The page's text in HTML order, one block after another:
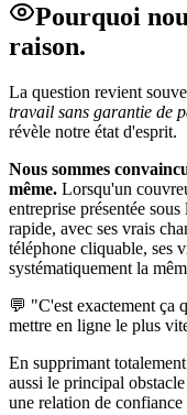
Pourquoi
raison.
La question revient
travail sans garantie de
révèle notre état d'esprit.
Nous sommes
même. Lorsqu'un
entreprise présentée
rapide, avec ses vrais
téléphone cliquable, ses
systématiquement la
💬 "C'est exactement ça
mettre en ligne le plus
En supprimant
aussi le principal
une relation de